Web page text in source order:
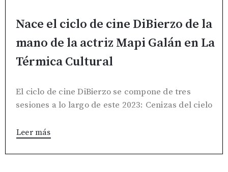
Nace el ciclo de cine DiBierzo de la
mano de la actriz Mapi Galán en La
Térmica Cultural
El ciclo de cine DiBierzo se compone de tres
sesiones a lo largo de este 2023: Cenizas del cielo
Leer más